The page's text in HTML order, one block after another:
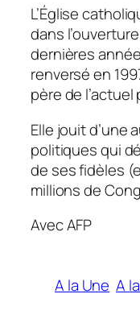
L’Église
dans
dernières
renversé en
père de
Elle jouit d’une
politiques qui
de ses fidèles
millions de
Avec AFP
A la Une A